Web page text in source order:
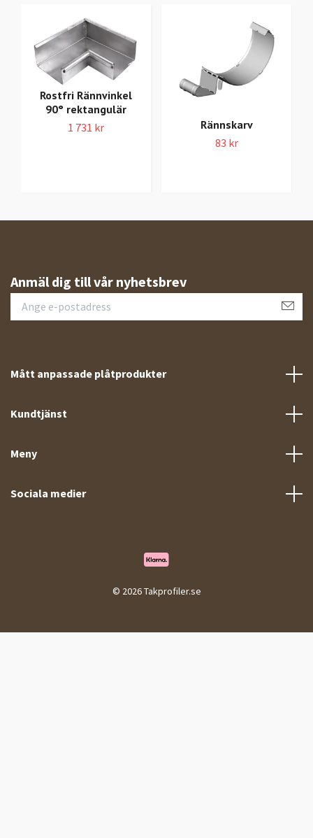
Rostfri Rännvinkel
90° rektangulär
1 731 kr
Rännskarv
83 kr
Anmäl dig till vår nyhetsbrev
Mått anpassade plåtprodukter
Kundtjänst
Meny
Sociala medier
© 2026 Takprofiler.se